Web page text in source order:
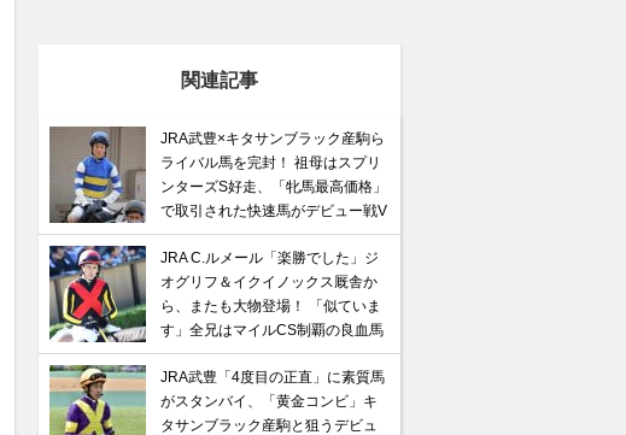
関連記事
JRA武豊×キタサンブラック産駒ら
ライバル馬を完封！ 祖母はスプリ
ンターズS好走、「牝馬最高価格」
で取引された快速馬がデビュー戦V
JRA C.ルメール「楽勝でした」ジ
オグリフ＆イクイノックス厩舎か
ら、またも大物登場！ 「似ていま
す」全兄はマイルCS制覇の良血馬
JRA武豊「4度目の正直」に素質馬
がスタンバイ、「黄金コンビ」キ
タサンブラック産駒と狙うデビュ